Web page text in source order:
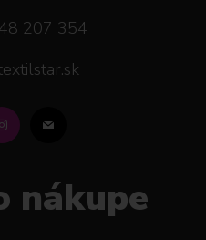
207 354
nákupe